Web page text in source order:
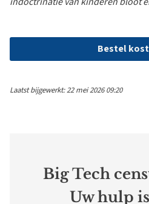
Bestel
Laatst bijgewerkt: 22 mei 2026 09:20
Big Tech
Uw hulp